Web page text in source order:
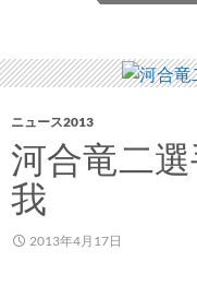
ニュース2013
河合竜二
我
2013年4月17日